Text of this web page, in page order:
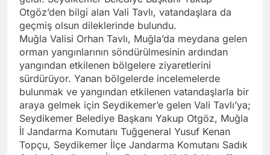
Otgöz’den bilgi alan Vali Tavlı, vatandaşlara da
geçmiş olsun dileklerinde bulundu.
Muğla Valisi Orhan Tavlı, Muğla’da meydana gelen
orman yangınlarının söndürülmesinin ardından
yangından etkilenen bölgelere ziyaretlerini
sürdürüyor. Yanan bölgelerde incelemelerde
bulunmak ve yangından etkilenen vatandaşlarla bir
araya gelmek için Seydikemer’e gelen Vali Tavlı’ya;
Seydikemer Belediye Başkanı Yakup Otgöz, Muğla
İl Jandarma Komutanı Tuğgeneral Yusuf Kenan
Topçu, Seydikemer İlçe Jandarma Komutanı Sadık